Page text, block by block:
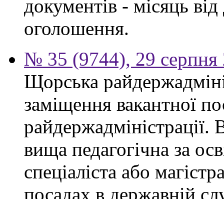
документів - місяць
оголошення.
№ 35 (9744), 29 серпня
Щорська
заміщення вакантної
райдержадміністрації.
вища педагогічна за
спеціаліста або
посадах в державній